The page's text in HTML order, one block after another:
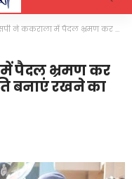
में पैदल भ्रमण कर नागरिकों से की बातचीत, शांति बनाएं रखने का आह्वान
पैदल भ्रमण कर
बनाएं रखने का